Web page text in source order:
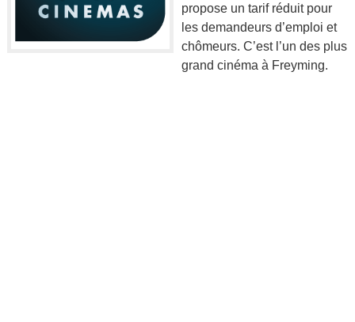
propose un tarif réduit pour
les demandeurs d’emploi et
chômeurs. C’est l’un des plus
grand cinéma à Freyming.